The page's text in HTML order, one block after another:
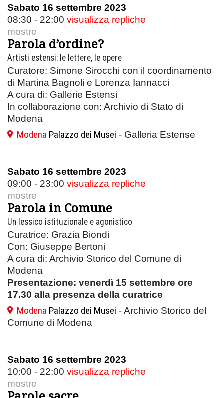
Sabato 16 settembre 2023
08:30 - 22:00 visualizza repliche
mostre
Parola d’ordine?
Artisti estensi: le lettere, le opere
Curatore: Simone Sirocchi con il coordinamento
di Martina Bagnoli e Lorenza Iannacci
A cura di: Gallerie Estensi
In collaborazione con: Archivio di Stato di
Modena
Modena Palazzo dei Musei - Galleria Estense
Sabato 16 settembre 2023
09:00 - 23:00 visualizza repliche
mostre
Parola in Comune
Un lessico istituzionale e agonistico
Curatrice: Grazia Biondi
Con: Giuseppe Bertoni
A cura di: Archivio Storico del Comune di
Modena
Presentazione: venerdì 15 settembre ore
17.30 alla presenza della curatrice
Modena Palazzo dei Musei - Archivio Storico del
Comune di Modena
Sabato 16 settembre 2023
10:00 - 22:00 visualizza repliche
mostre